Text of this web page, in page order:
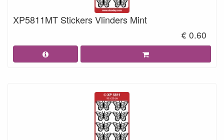
XP5811MT Stickers Vlinders Mint
€ 0.60